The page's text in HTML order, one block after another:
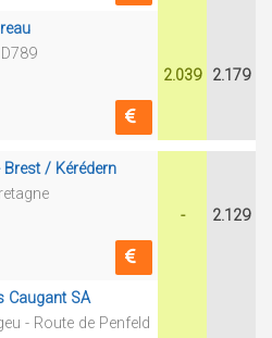
2.039 2.179
Brest / Kérédern
- 2.129
Caugant SA
- Route de Penfeld